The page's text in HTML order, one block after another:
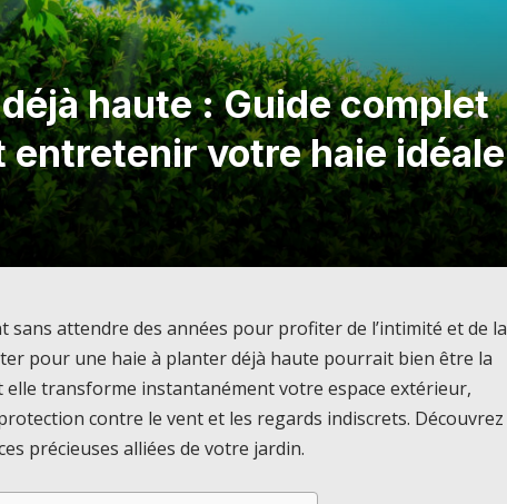
haute : Guide complet
votre haie idéale
sans attendre des années pour profiter de l’intimité et de la
pour une haie à planter déjà haute pourrait bien être la
transforme instantanément votre espace extérieur,
contre le vent et les regards indiscrets. Découvrez
précieuses alliées de votre jardin.